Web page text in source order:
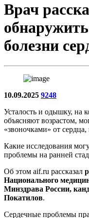
Врач
болезни
10.09.2025 9248
Усталость и одышку, на
объясняют возрастом,
«звоночками» от сердца,
Какие исследования
проблемы на ранней
Об этом aif.ru рассказал
Национального
Минздрава России,
Покатилов.
Сердечные проблемы